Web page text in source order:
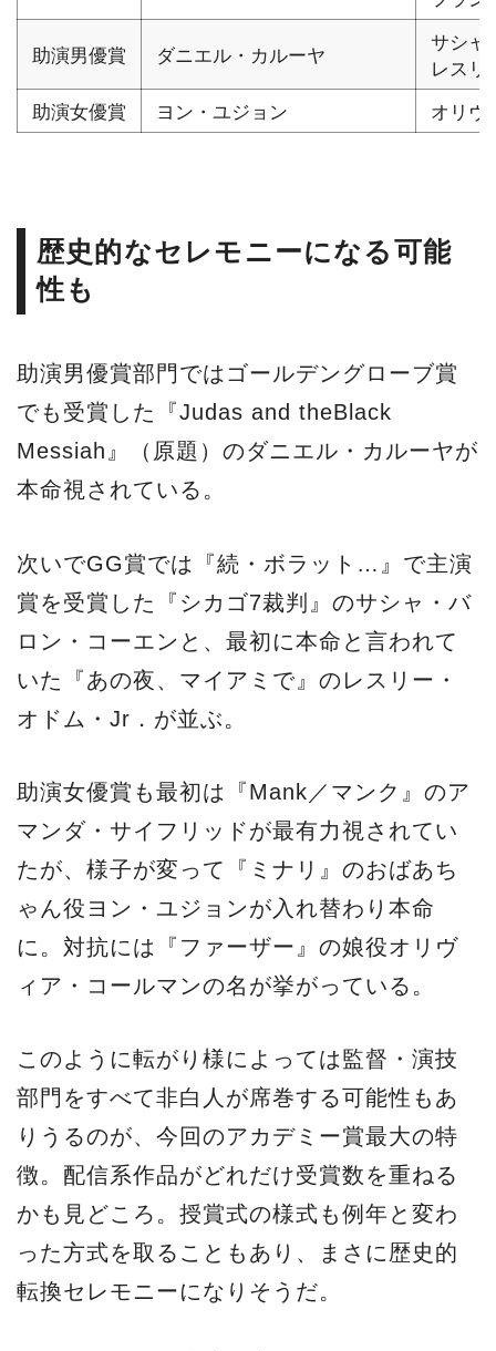
助演男優賞 ダニエル・カルーヤ
サシャ
レスリ
助演女優賞
ヨン・ユジョン オリヴ
歴史的なセレモニーになる可能
性も
助演男優賞部門ではゴールデングローブ賞
でも受賞した『Judas and theBlack
Messiah』（原題）のダニエル・カルーヤが
本命視されている。
次いでGG賞では『続・ボラット…』で主演
賞を受賞した『シカゴ7裁判』のサシャ・バ
ロン・コーエンと、最初に本命と言われて
いた『あの夜、マイアミで』のレスリー・
オドム・Jr．が並ぶ。
助演女優賞も最初は『Mank／マンク』のア
マンダ・サイフリッドが最有力視されてい
たが、様子が変って『ミナリ』のおばあち
ゃん役ヨン・ユジョンが入れ替わり本命
に。対抗には『ファーザー』の娘役オリヴ
ィア・コールマンの名が挙がっている。
このように転がり様によっては監督・演技
部門をすべて非白人が席巻する可能性もあ
りうるのが、今回のアカデミー賞最大の特
徴。配信系作品がどれだけ受賞数を重ねる
かも見どころ。授賞式の様式も例年と変わ
った方式を取ることもあり、まさに歴史的
転換セレモニーになりそうだ。